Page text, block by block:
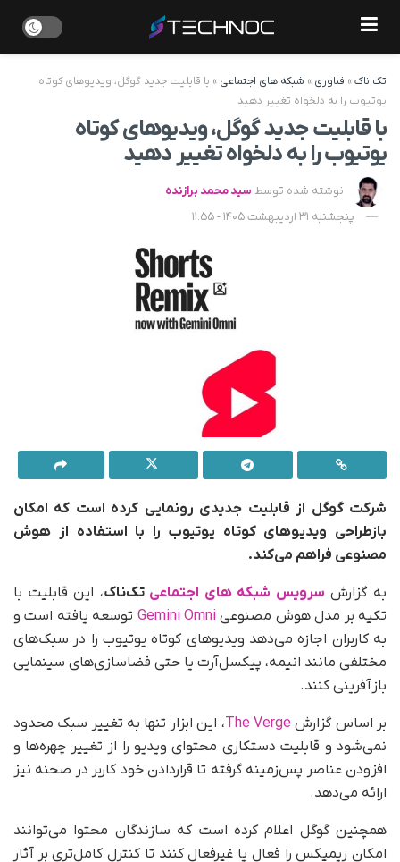
تک ناک» فناوری » شبکه های اجتماعی » با قابلیت جدید گوگل، ویدیوهای کوتاه
یوتیوب را به دلخواه تغییر دهید
با قابلیت جدید گوگل، ویدیوهای کوتاه
یوتیوب را به دلخواه تغییر دهید
نوشته شده توسط سید محمد برازنده
پنجشنبه 31 اردیبهشت 1405 - 11:55
شرکت گوگل از قابلیت جدیدی رونمایی کرده است که امکان
بازطراحی ویدیوهای کوتاه یوتیوب را با استفاده از هوش
مصنوعی فراهم می‌کند.
به گزارش سرویس شبکه های اجتماعی تک‌ناک، این قابلیت با
تکیه بر مدل هوش مصنوعیGemini Omni
توسعه یافته است و
به کاربران اجازه می‌دهد ویدیوهای کوتاه یوتیوب را در سبک‌های
مختلفی مانند انیمه، پیکسل‌آرت یا حتی فضاسازی‌های سینمایی
بازآفرینی کنند.
بر اساس گزارش The Verge، این ابزار تنها به تغییر سبک محدود
نمی‌شود و قابلیت دستکاری محتوای ویدیو را از تغییر چهره‌ها و
افزودن عناصر پس‌زمینه گرفته تا قراردادن خود کاربر در صحنه نیز
ارائه می‌دهد.
همچنین گوگل اعلام کرده است که سازندگان محتوا می‌توانند
امکان ریمیکس را فعال یا غیرفعال کنند تا کنترل کامل‌تری بر آثار